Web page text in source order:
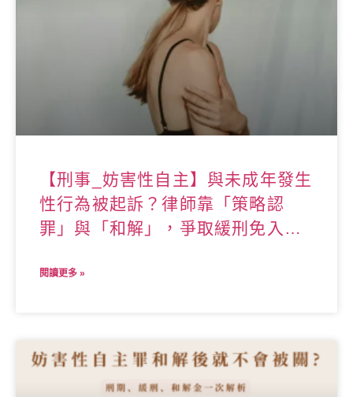
【刑事_妨害性自主】與未成年發生
性行為被起訴？律師靠「策略認
罪」與「和解」，爭取緩刑免入
閱讀更多 »